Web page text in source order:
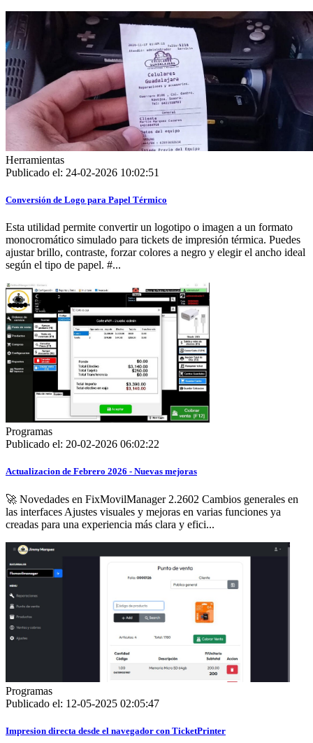
Herramientas
Publicado el: 24-02-2026 10:02:51
Conversión de Logo para Papel Térmico
Esta utilidad permite convertir un logotipo o imagen a un formato
monocromático simulado para tickets de impresión térmica. Puedes
ajustar brillo, contraste, forzar colores a negro y elegir el ancho ideal
según el tipo de papel. #...
Programas
Publicado el: 20-02-2026 06:02:22
Actualizacion de Febrero 2026 - Nuevas mejoras
🚀 Novedades en FixMovilManager 2.2602 Cambios generales en
las interfaces Ajustes visuales y mejoras en varias funciones ya
creadas para una experiencia más clara y efici...
Programas
Publicado el: 12-05-2025 02:05:47
Impresion directa desde el navegador con TicketPrinter